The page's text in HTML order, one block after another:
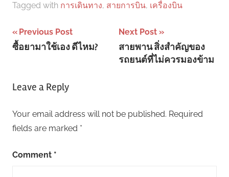
Tagged with การเดินทาง, สายการบิน, เครื่องบิน
Post
navigation
Previous Post
ซื้อยามาใช้เอง ดีไหม?
Next Post
สายพาน สิ่งสำคัญของ
รถยนต์ที่ไม่ควรมองข้าม
Leave a Reply
Your email address will not be published. Required
fields are marked *
Comment *